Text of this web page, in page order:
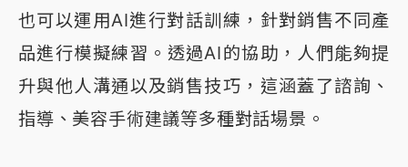
也可以運用AI進行對話訓練，針對銷售不同產
品進行模擬練習。透過AI的協助，人們能夠提
升與他人溝通以及銷售技巧，這涵蓋了諮詢、
指導、美容手術建議等多種對話場景。